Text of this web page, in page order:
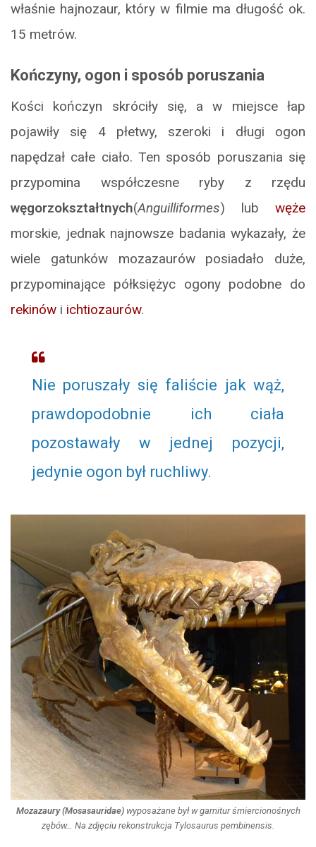
właśnie hajnozaur, który w filmie ma długość ok.
15 metrów.
Kończyny, ogon i sposób poruszania
Kości kończyn skróciły się, a w miejsce łap
pojawiły się 4 płetwy, szeroki i długi ogon
napędzał całe ciało. Ten sposób poruszania się
przypomina współczesne ryby z rzędu
węgorzokształtnych(Anguilliformes) lub węże
morskie, jednak najnowsze badania wykazały, że
wiele gatunków mozazaurów posiadało duże,
przypominające półksiężyc ogony podobne do
rekinów i ichtiozaurów.
Nie poruszały się faliście jak wąż,
prawdopodobnie ich ciała
pozostawały w jednej pozycji,
jedynie ogon był ruchliwy.
Mozazaury (Mosasauridae)wyposażane był w garnitur śmiercionośnych
zębów… Na zdjęciu rekonstrukcja Tylosaurus pembinensis